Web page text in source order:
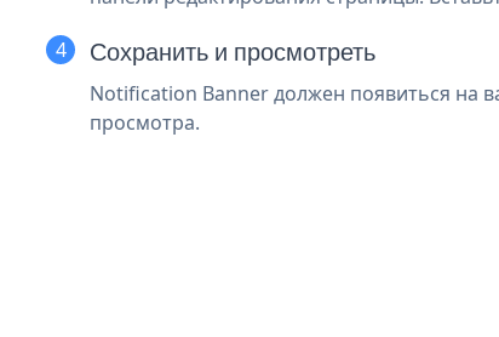
Сохранить и просмотреть
Notification Banner должен появиться на
просмотра.